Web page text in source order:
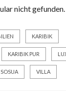
nicht gefunden.
KARIBIK
KARIBIK PUR
SOSUA VILLA